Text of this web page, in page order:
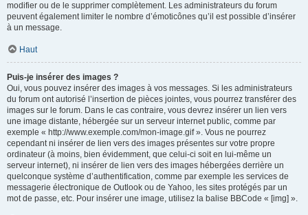
modifier ou de le supprimer complètement. Les administrateurs du forum
peuvent également limiter le nombre d’émoticônes qu’il est possible d’insérer
à un message.
Haut
Puis-je insérer des images ?
Oui, vous pouvez insérer des images à vos messages. Si les administrateurs
du forum ont autorisé l’insertion de pièces jointes, vous pourrez transférer des
images sur le forum. Dans le cas contraire, vous devrez insérer un lien vers
une image distante, hébergée sur un serveur internet public, comme par
exemple « http://www.exemple.com/mon-image.gif ». Vous ne pourrez
cependant ni insérer de lien vers des images présentes sur votre propre
ordinateur (à moins, bien évidemment, que celui-ci soit en lui-même un
serveur internet), ni insérer de lien vers des images hébergées derrière un
quelconque système d’authentification, comme par exemple les services de
messagerie électronique de Outlook ou de Yahoo, les sites protégés par un
mot de passe, etc. Pour insérer une image, utilisez la balise BBCode « [img] ».